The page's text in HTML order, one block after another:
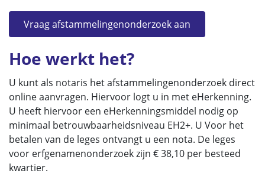
Vraag afstammelingenonderzoek aan
Hoe werkt het?
U kunt als notaris het afstammelingenonderzoek direct
online aanvragen. Hiervoor logt u in met eHerkenning.
U heeft hiervoor een eHerkenningsmiddel nodig op
minimaal betrouwbaarheidsniveau EH2+. U Voor het
betalen van de leges ontvangt u een nota. De leges
voor erfgenamenonderzoek zijn € 38,10 per besteed
kwartier.